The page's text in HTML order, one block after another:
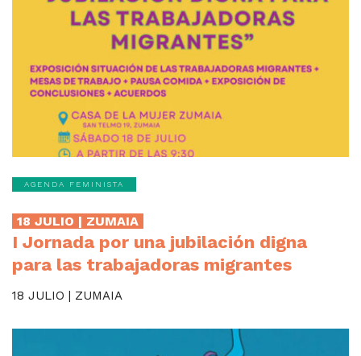
AGENDA FEMINISTA
18 JULIO | ZUMAIA
I Jornada por una jubilación digna
para las trabajadoras migrantes
18 JULIO | ZUMAIA